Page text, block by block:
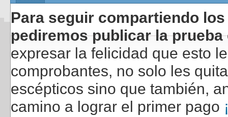
Para seguir compartiendo
pediremos publicar la
expresar la felicidad que esto
comprobantes, no solo les
escépticos sino que también,
camino a lograr el primer pago